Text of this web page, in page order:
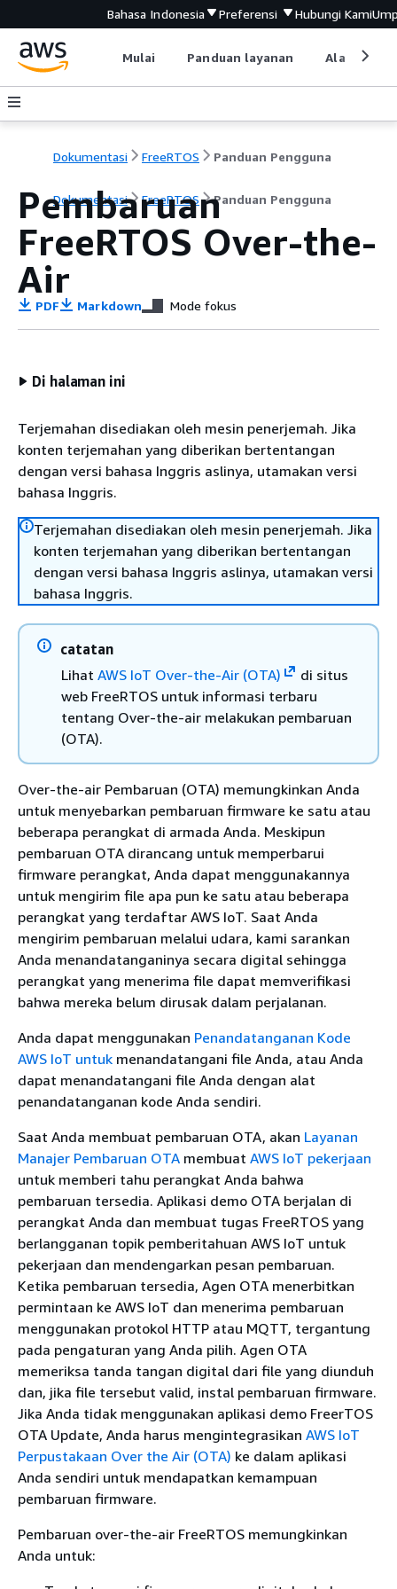
Bahasa Indonesia Preferensi Hubungi Kami
Mulai Panduan layanan Alat
Dokumentasi FreeRTOS Panduan Pengguna
Dokumentasi FreeRTOS Panduan Pengguna
Pembaruan
FreeRTOS Over-the-
Air
PDF Markdown Mode fokus
Di halaman ini
Terjemahan disediakan oleh mesin penerjemah. Jika
konten terjemahan yang diberikan bertentangan
dengan versi bahasa Inggris aslinya, utamakan versi
bahasa Inggris.
Terjemahan disediakan oleh mesin penerjemah. Jika
konten terjemahan yang diberikan bertentangan
dengan versi bahasa Inggris aslinya, utamakan versi
bahasa Inggris.
catatan
Lihat AWS IoT Over-the-Air (OTA)
di situs
web FreeRTOS untuk informasi terbaru
tentang Over-the-air melakukan pembaruan
(OTA).
Over-the-air Pembaruan (OTA) memungkinkan Anda
untuk menyebarkan pembaruan firmware ke satu atau
beberapa perangkat di armada Anda. Meskipun
pembaruan OTA dirancang untuk memperbarui
firmware perangkat, Anda dapat menggunakannya
untuk mengirim file apa pun ke satu atau beberapa
perangkat yang terdaftar AWS IoT. Saat Anda
mengirim pembaruan melalui udara, kami sarankan
Anda menandatanganinya secara digital sehingga
perangkat yang menerima file dapat memverifikasi
bahwa mereka belum dirusak dalam perjalanan.
Anda dapat menggunakan Penandatanganan Kode
AWS IoT untuk menandatangani file Anda, atau Anda
dapat menandatangani file Anda dengan alat
penandatanganan kode Anda sendiri.
Saat Anda membuat pembaruan OTA, akan Layanan
Manajer Pembaruan OTA membuat AWS IoT pekerjaan
untuk memberi tahu perangkat Anda bahwa
pembaruan tersedia. Aplikasi demo OTA berjalan di
perangkat Anda dan membuat tugas FreeRTOS yang
berlangganan topik pemberitahuan AWS IoT untuk
pekerjaan dan mendengarkan pesan pembaruan.
Ketika pembaruan tersedia, Agen OTA menerbitkan
permintaan ke AWS IoT dan menerima pembaruan
menggunakan protokol HTTP atau MQTT, tergantung
pada pengaturan yang Anda pilih. Agen OTA
memeriksa tanda tangan digital dari file yang diunduh
dan, jika file tersebut valid, instal pembaruan firmware.
Jika Anda tidak menggunakan aplikasi demo FreerTOS
OTA Update, Anda harus mengintegrasikan AWS IoT
Perpustakaan Over the Air (OTA) ke dalam aplikasi
Anda sendiri untuk mendapatkan kemampuan
pembaruan firmware.
Pembaruan over-the-air FreeRTOS memungkinkan
Anda untuk: